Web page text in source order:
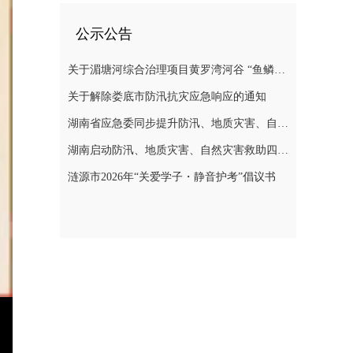
公示公告
关于湄塘河综合治理项目黄罗湾河谷 “鱼鳞坝”区域不对外开放的公告
关于解除娄底市防汛抗灾应急响应的通知
湖南省应急委同步提升防汛、地质灾害、自然灾害救助应急响应至三级
湖南启动防汛、地质灾害、自然灾害救助四级应急响应
涟源市2026年“关爱学子・静音护考”倡议书